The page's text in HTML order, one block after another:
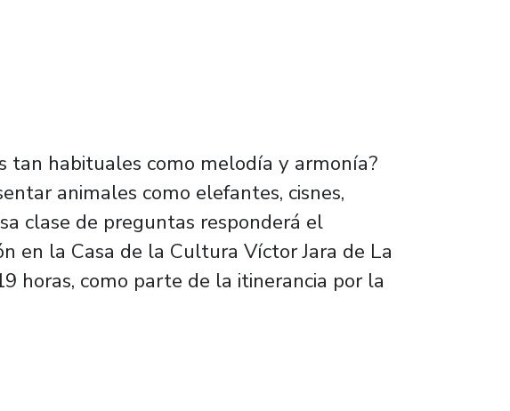
tan habituales como melodía y armonía?
animales como elefantes, cisnes,
clase de preguntas responderá el
en la Casa de la Cultura Víctor Jara de La
horas, como parte de la itinerancia por la